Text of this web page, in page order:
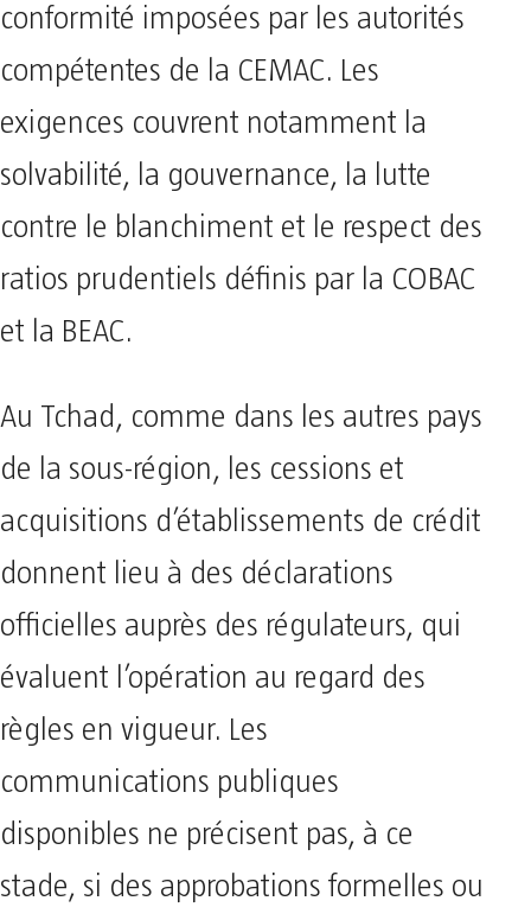
conformité imposées par les autorités
compétentes de la CEMAC. Les
exigences couvrent notamment la
solvabilité, la gouvernance, la lutte
contre le blanchiment et le respect des
ratios prudentiels définis par la COBAC
et la BEAC.
Au Tchad, comme dans les autres pays
de la sous-région, les cessions et
acquisitions d’établissements de crédit
donnent lieu à des déclarations
officielles auprès des régulateurs, qui
évaluent l’opération au regard des
règles en vigueur. Les
communications publiques
disponibles ne précisent pas, à ce
stade, si des approbations formelles ou